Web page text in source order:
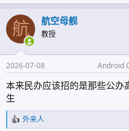
航 航空母舰
教授
2026-07-08 Android
本来民办应该招的是那些公办
生
反 外来人